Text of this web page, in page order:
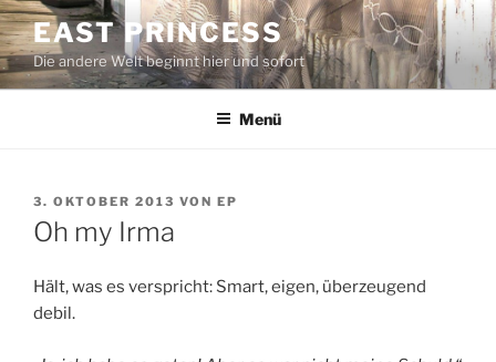
Zum
Inhalt
springen
EAST PRINCESS
Die andere Welt beginnt hier und sofort
Menü
VERÖFFENTLICHT
AM
3. OKTOBER 2013 VON EP
Oh my Irma
Hält, was es verspricht: Smart, eigen, überzeugend
debil.